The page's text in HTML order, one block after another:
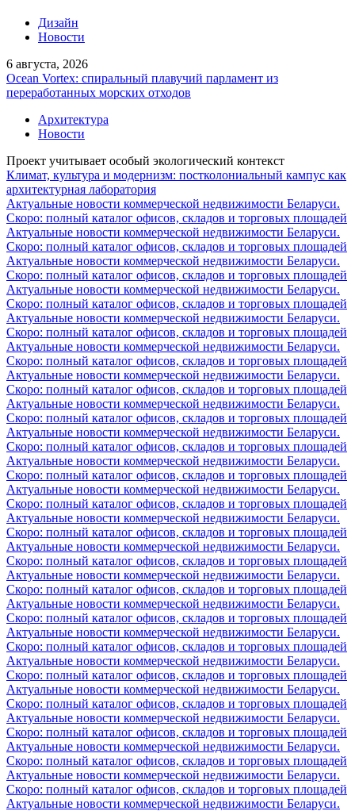
Дизайн
Новости
6 августа, 2026
Ocean Vortex: спиральный плавучий парламент из
переработанных морских отходов
Архитектура
Новости
Проект учитывает особый экологический контекст
Климат, культура и модернизм: постколониальный кампус как
архитектурная лаборатория
Актуальные новости коммерческой недвижимости Беларуси.
Скоро: полный каталог офисов, складов и торговых площадей
Актуальные новости коммерческой недвижимости Беларуси.
Скоро: полный каталог офисов, складов и торговых площадей
Актуальные новости коммерческой недвижимости Беларуси.
Скоро: полный каталог офисов, складов и торговых площадей
Актуальные новости коммерческой недвижимости Беларуси.
Скоро: полный каталог офисов, складов и торговых площадей
Актуальные новости коммерческой недвижимости Беларуси.
Скоро: полный каталог офисов, складов и торговых площадей
Актуальные новости коммерческой недвижимости Беларуси.
Скоро: полный каталог офисов, складов и торговых площадей
Актуальные новости коммерческой недвижимости Беларуси.
Скоро: полный каталог офисов, складов и торговых площадей
Актуальные новости коммерческой недвижимости Беларуси.
Скоро: полный каталог офисов, складов и торговых площадей
Актуальные новости коммерческой недвижимости Беларуси.
Скоро: полный каталог офисов, складов и торговых площадей
Актуальные новости коммерческой недвижимости Беларуси.
Скоро: полный каталог офисов, складов и торговых площадей
Актуальные новости коммерческой недвижимости Беларуси.
Скоро: полный каталог офисов, складов и торговых площадей
Актуальные новости коммерческой недвижимости Беларуси.
Скоро: полный каталог офисов, складов и торговых площадей
Актуальные новости коммерческой недвижимости Беларуси.
Скоро: полный каталог офисов, складов и торговых площадей
Актуальные новости коммерческой недвижимости Беларуси.
Скоро: полный каталог офисов, складов и торговых площадей
Актуальные новости коммерческой недвижимости Беларуси.
Скоро: полный каталог офисов, складов и торговых площадей
Актуальные новости коммерческой недвижимости Беларуси.
Скоро: полный каталог офисов, складов и торговых площадей
Актуальные новости коммерческой недвижимости Беларуси.
Скоро: полный каталог офисов, складов и торговых площадей
Актуальные новости коммерческой недвижимости Беларуси.
Скоро: полный каталог офисов, складов и торговых площадей
Актуальные новости коммерческой недвижимости Беларуси.
Скоро: полный каталог офисов, складов и торговых площадей
Актуальные новости коммерческой недвижимости Беларуси.
Скоро: полный каталог офисов, складов и торговых площадей
Актуальные новости коммерческой недвижимости Беларуси.
Скоро: полный каталог офисов, складов и торговых площадей
Актуальные новости коммерческой недвижимости Беларуси.